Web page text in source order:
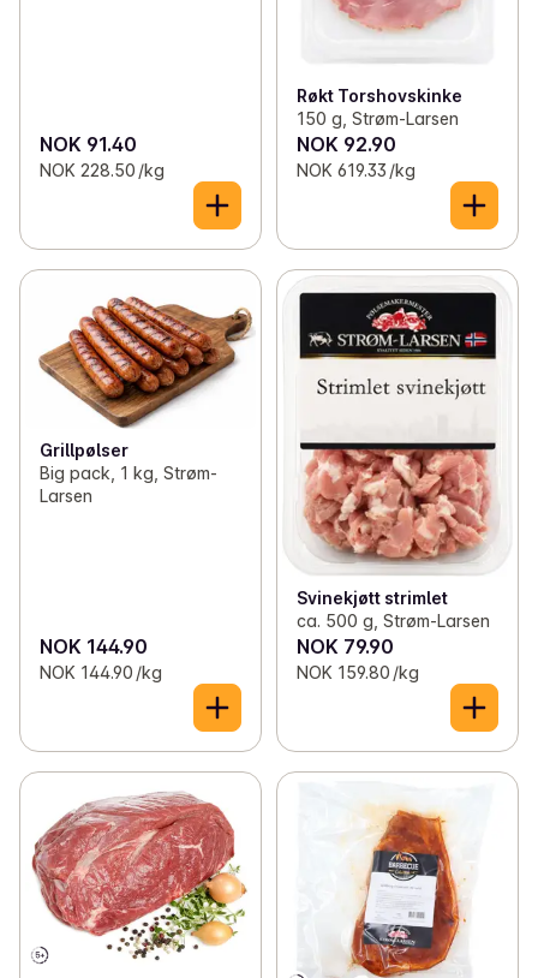
NOK 91.40
NOK 228.50 /kg
Røkt Torshovskinke
150 g, Strøm-Larsen
NOK 92.90
NOK 619.33 /kg
Grillpølser
Big pack, 1 kg, Strøm-
Larsen
NOK 144.90
NOK 144.90 /kg
Svinekjøtt strimlet
ca. 500 g, Strøm-Larsen
NOK 79.90
NOK 159.80 /kg